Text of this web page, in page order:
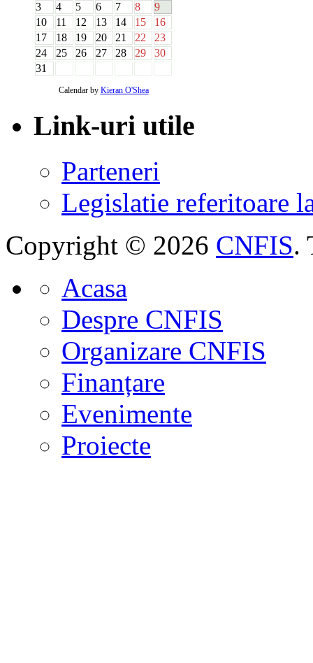
3
4 5 6 7 8
9
10
11 12 13 14 15
16
17
18 19 20 21 22
23
24
25 26 27 28 29
30
31
Calendar by Kieran O'Shea
Link-uri utile
Parteneri
Legislatie referitoare
Copyright © 2026 CNFIS.
Acasa
Despre CNFIS
Organizare CNFIS
Finanțare
Evenimente
Proiecte